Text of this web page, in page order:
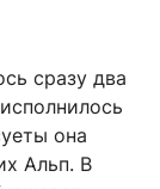
сразу два
она
Альп. В